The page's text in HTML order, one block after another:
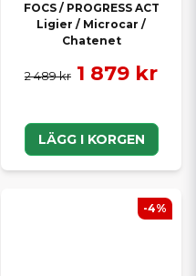
FOCS / PROGRESS ACT
Ligier / Microcar /
Chatenet
2 489 kr 1 879 kr
LÄGG I KORGEN
-4%